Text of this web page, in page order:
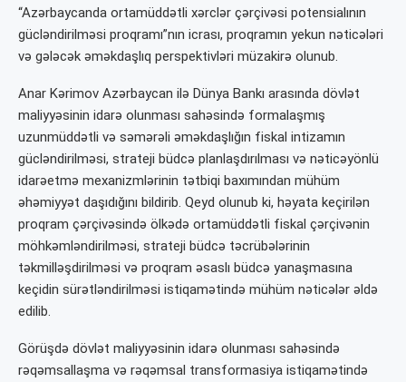
“Azərbaycanda ortamüddətli xərclər çərçivəsi potensialının
gücləndirilməsi proqramı”nın icrası, proqramın yekun nəticələri
və gələcək əməkdaşlıq perspektivləri müzakirə olunub.
Anar Kərimov Azərbaycan ilə Dünya Bankı arasında dövlət
maliyyəsinin idarə olunması sahəsində formalaşmış
uzunmüddətli və səmərəli əməkdaşlığın fiskal intizamın
gücləndirilməsi, strateji büdcə planlaşdırılması və nəticəyönlü
idarəetmə mexanizmlərinin tətbiqi baxımından mühüm
əhəmiyyət daşıdığını bildirib. Qeyd olunub ki, həyata keçirilən
proqram çərçivəsində ölkədə ortamüddətli fiskal çərçivənin
möhkəmləndirilməsi, strateji büdcə təcrübələrinin
təkmilləşdirilməsi və proqram əsaslı büdcə yanaşmasına
keçidin sürətləndirilməsi istiqamətində mühüm nəticələr əldə
edilib.
Görüşdə dövlət maliyyəsinin idarə olunması sahəsində
rəqəmsallaşma və rəqəmsal transformasiya istiqamətində